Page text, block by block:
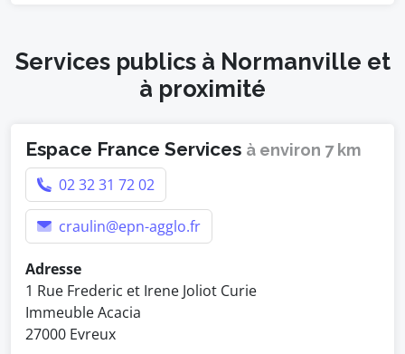
Services publics à Normanville et
à proximité
Espace France Services à environ 7 km
02 32 31 72 02
craulin@epn-agglo.fr
Adresse
1 Rue Frederic et Irene Joliot Curie
Immeuble Acacia
27000 Evreux